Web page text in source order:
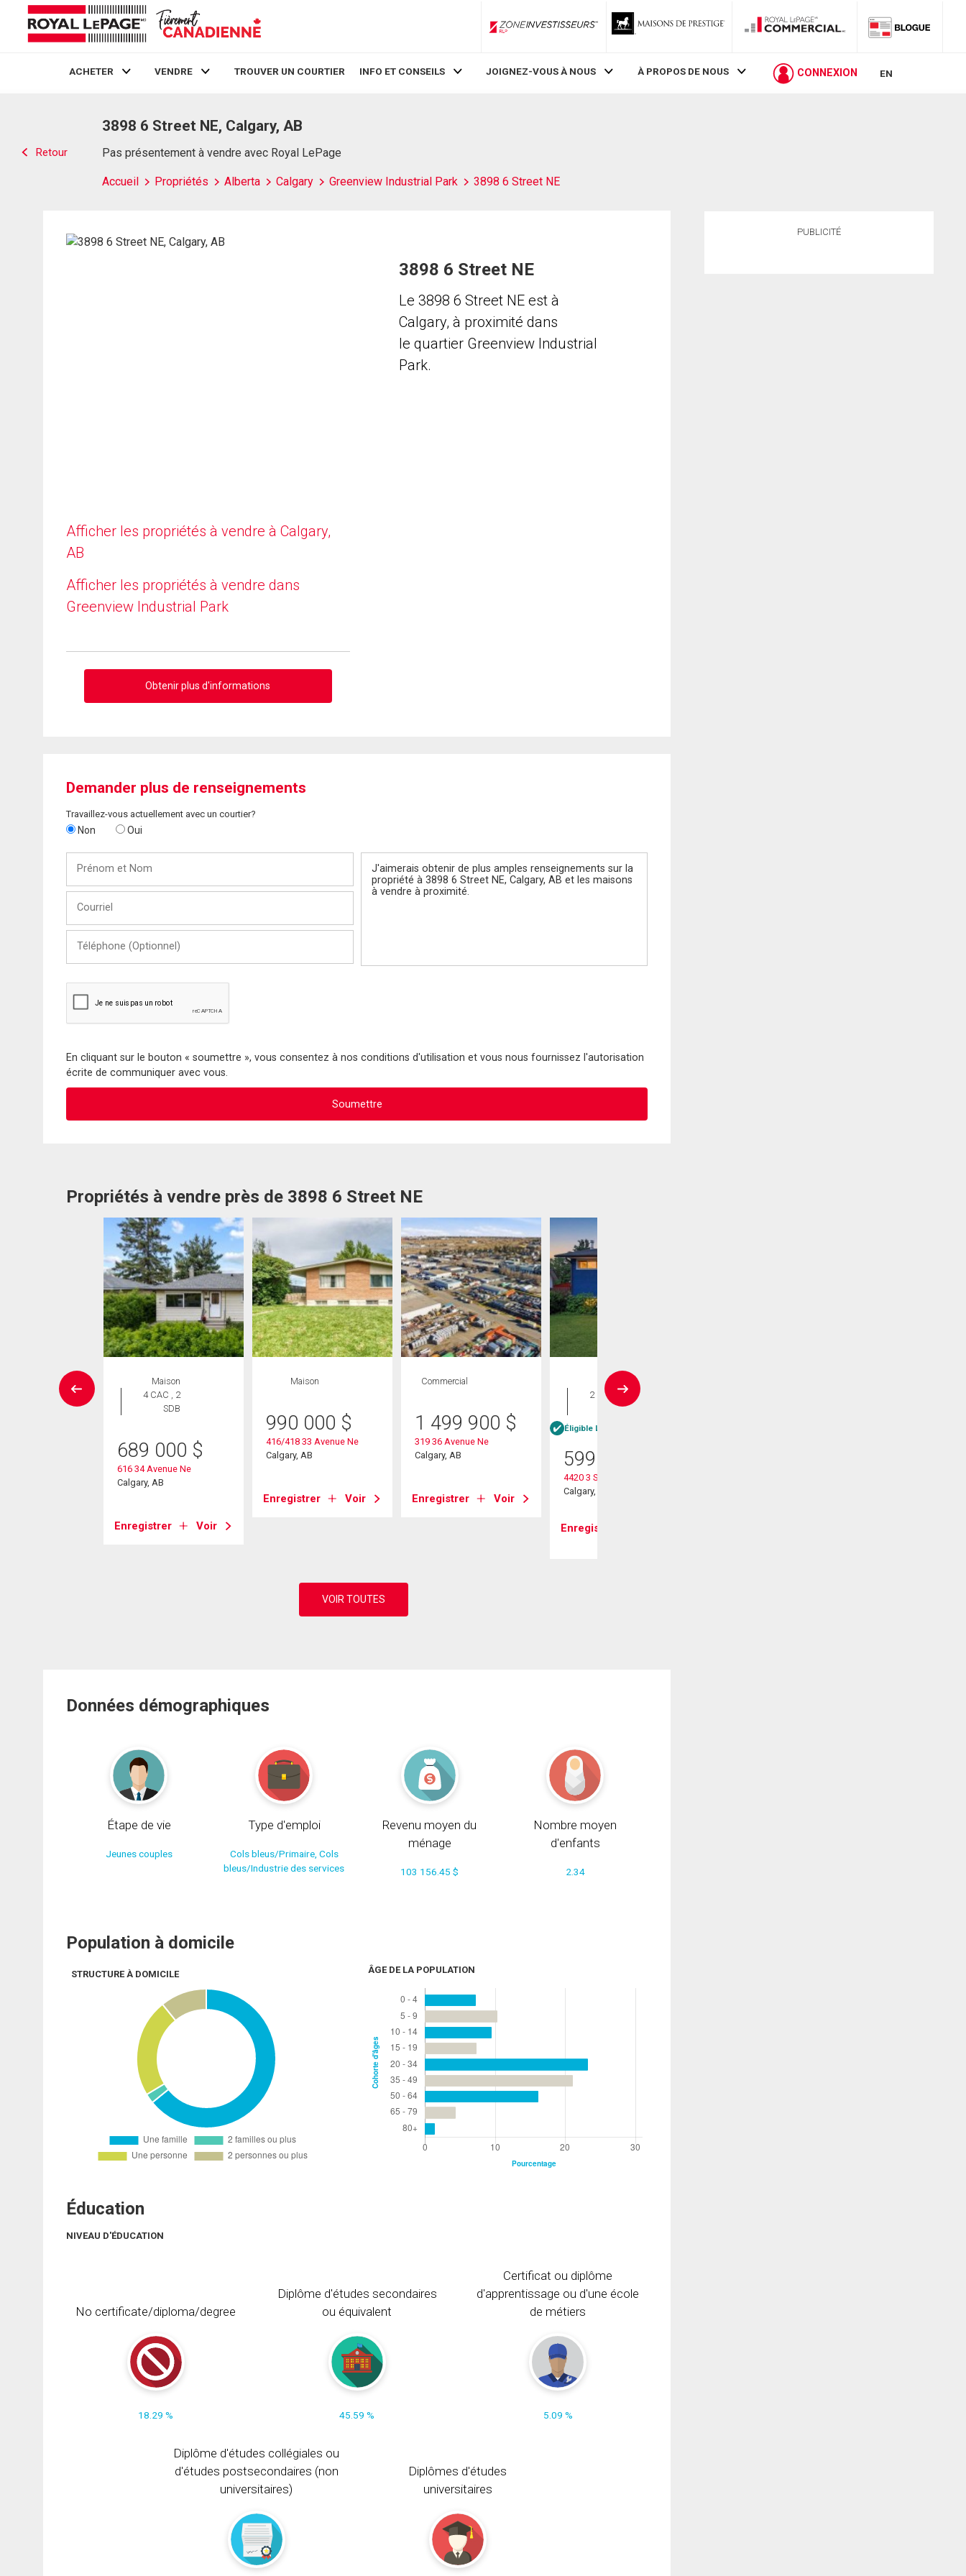
ZoneInvestisseurs RLP
ACHETER VENDRE TROUVER UN COURTIER INFO ET CONSEILS JOIGNEZ-VOUS À NOUS À PROPOS DE NOUS CONNEXION EN
Retour
3898 6 Street NE, Calgary, AB
Pas présentement à vendre avec Royal LePage
Accueil Propriétés Alberta Calgary Greenview Industrial Park 3898 6 Street NE
Afficher les propriétés à vendre à Calgary,
AB
Afficher les propriétés à vendre dans
Greenview Industrial Park
Obtenir plus d'informations
3898 6 Street NE
Le 3898 6 Street NE est à
Calgary, à proximité dans
le quartier Greenview Industrial
Park.
Demander plus de renseignements
Travaillez-vous actuellement avec un courtier?
Non Oui
Nom
(Optionnel)
En cliquant sur le bouton « soumettre », vous consentez à nos conditions d'utilisation et vous nous fournissez l'autorisation
écrite de communiquer avec vous.
Propriétés à vendre près de 3898 6 Street NE
Maison
4 CAC , 2
SDB
689 000 $
616 34 Avenue Ne
Calgary, AB
Enregistrer Voir
Maison
990 000 $
416/418 33 Avenue Ne
Calgary, AB
Enregistrer Voir
Commercial
1 499 900 $
319 36 Avenue Ne
Calgary, AB
Enregistrer Voir
Maison
2 CAC , 2
SDB
Éligible Louer pour acheter
599 000
4420 3 Street Ne
Calgary, AB
Enregistrer
Données démographiques
Étape de vie
Jeunes couples
Type d'emploi
Cols bleus/Primaire, Cols
bleus/Industrie des services
Revenu moyen du
ménage
103 156.45 $
Nombre moyen
d'enfants
2.34
Population à domicile
STRUCTURE À DOMICILE ÂGE DE LA POPULATION
Éducation
NIVEAU D'ÉDUCATION
No certificate/diploma/degree
18.29 %
Diplôme d'études secondaires
ou équivalent
45.59 %
Certificat ou diplôme
d'apprentissage ou d'une école
de métiers
5.09 %
Diplôme d'études collégiales ou
d'études postsecondaires (non
universitaires)
Diplômes d'études
universitaires
PUBLICITÉ